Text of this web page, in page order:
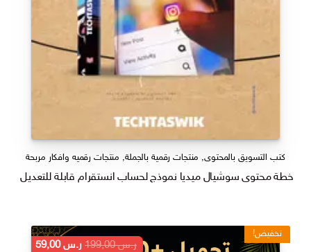
كتب التسويق بالمحتوى, منتجات رقمية بالجملة, منتجات رقميه وافكار مربحة
خطة محتوى سوشيال ميديا نموذج لحساب انستقرام قابلة للتعديل على
تخفيض!
ر.س199,00
السعر
ر.س59,00
السعر